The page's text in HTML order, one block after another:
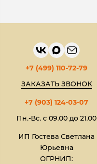
+7 (499) 110-72-79
ЗАКАЗАТЬ ЗВОНОК
+7 (903) 124-03-07
Пн.-Вс. с 09.00 до 21.00
ИП Гостева Светлана
Юрьевна​
ОГРНИП: